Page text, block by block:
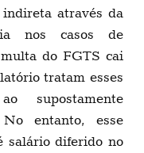
indireta através da
nos casos de
do FGTS cai
tratam esses
supostamente
No entanto, esse
salário diferido no